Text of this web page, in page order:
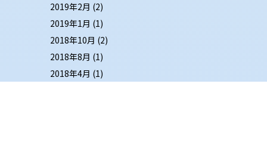
2019年2月 (2)
2019年1月 (1)
2018年10月 (2)
2018年8月 (1)
2018年4月 (1)